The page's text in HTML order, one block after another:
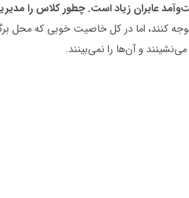
عابران زیاد است. چطور کلاس را
کنند، اما در کل خاصیت خوبی که محل
و آن‌ها را نمی‌بینند.